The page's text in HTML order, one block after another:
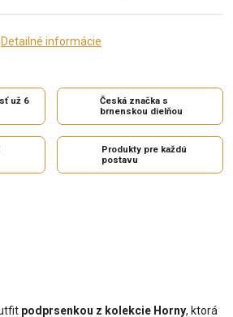
Detailné informácie
už 6
Česká značka s
brnenskou dielňou
Produkty pre každú
postavu
podprsenkou z kolekcie Horny, ktorá